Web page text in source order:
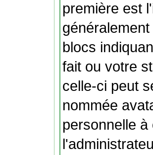
première est
blocs
fait ou votre
celle-ci peut
nommée
personnelle